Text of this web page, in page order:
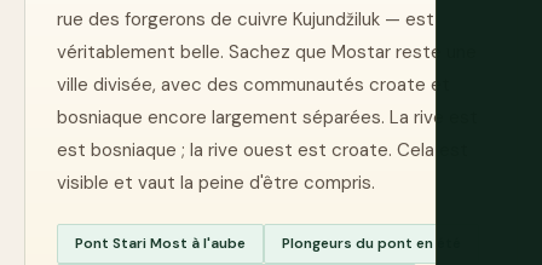
rue des forgerons de cuivre Kujundžiluk — est
véritablement belle. Sachez que Mostar reste une
ville divisée, avec des communautés croate et
bosniaque encore largement séparées. La rive est
est bosniaque ; la rive ouest est croate. Cela est
visible et vaut la peine d'être compris.
Pont Stari Most à l'aube Plongeurs du pont en été